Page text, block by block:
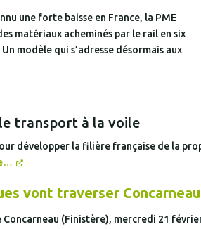
une forte baisse en France, la PME
matériaux acheminés par le rail en six
modèle qui s’adresse désormais aux
transport à la voile
développer la filière française de la
vont traverser
(Finistère), mercredi 21